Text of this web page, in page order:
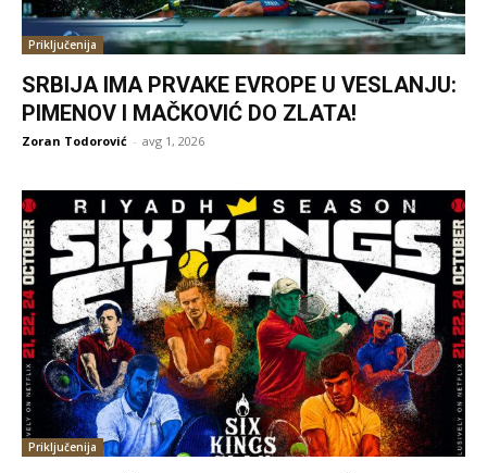
Priključenija
SRBIJA IMA PRVAKE EVROPE U VESLANJU:
PIMENOV I MAČKOVIĆ DO ZLATA!
Zoran Todorović - avg 1, 2026
Priključenija